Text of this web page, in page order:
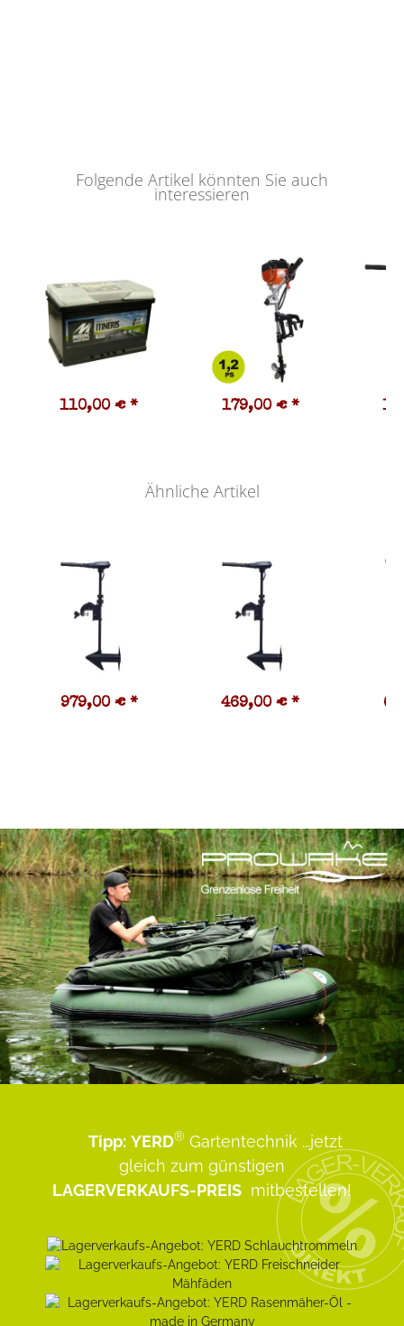
Folgende Artikel könnten Sie auch
interessieren
110,00 € * 179,00 € *
Ähnliche Artikel
979,00 € * 469,00 € *
Tipp: YERD® Gartentechnik ...jetzt
gleich zum günstigen
LAGERVERKAUFS-PREIS mitbestellen!